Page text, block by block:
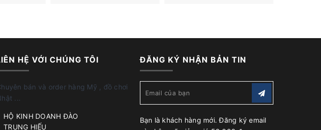
HỆ VỚI CHÚNG TÔI
bán và order hàng Mỹ , đồ chơi
...
HỘ KINH DOANH ĐÀO
TRUNG HIẾU
ĐĂNG KÝ NHẬN BẢN TIN
Bạn là khách hàng mới. Đăng ký email